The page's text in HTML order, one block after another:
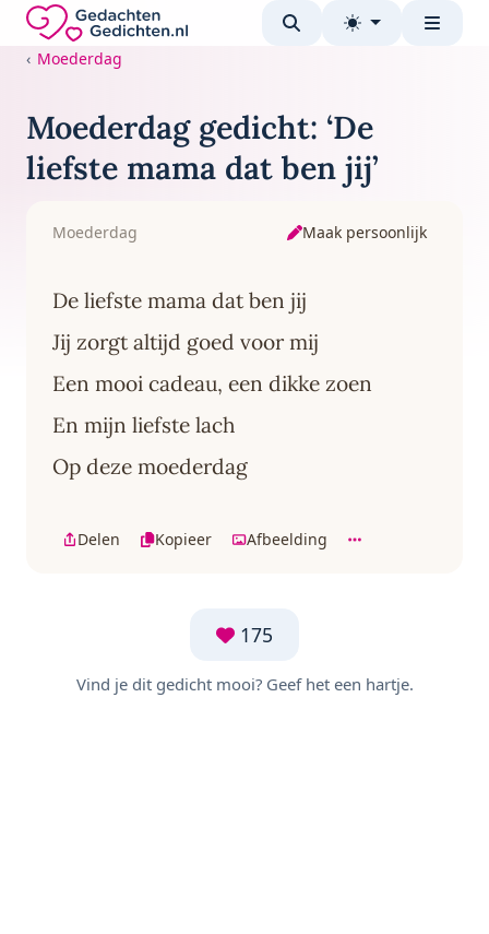
Direct naar de inhoud
Gedachten-Gedichten.nl — naar de homepage
Moederdag
Moederdag gedicht: ‘De
liefste mama dat ben jij’
Moederdag Maak persoonlijk
De liefste mama dat ben jij
Jij zorgt altijd goed voor mij
Een mooi cadeau, een dikke zoen
En mijn liefste lach
Op deze moederdag
Delen Kopieer Afbeelding
175
Vind je dit gedicht mooi? Geef het een hartje.